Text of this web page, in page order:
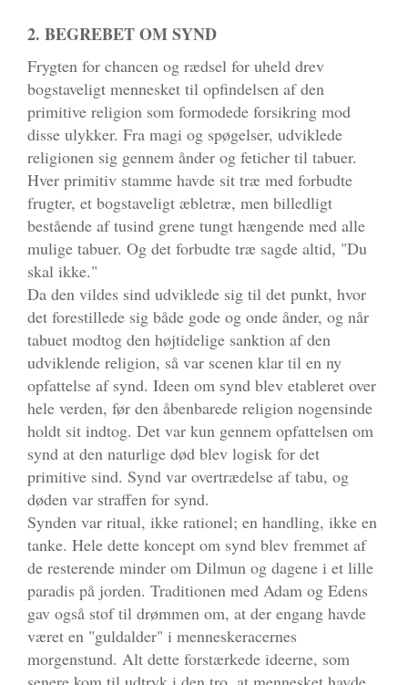
2. BEGREBET OM SYND
Frygten for chancen og rædsel for uheld drev
bogstaveligt mennesket til opfindelsen af den
primitive religion som formodede forsikring mod
disse ulykker. Fra magi og spøgelser, udviklede
religionen sig gennem ånder og feticher til tabuer.
Hver primitiv stamme havde sit træ med forbudte
frugter, et bogstaveligt æbletræ, men billedligt
bestående af tusind grene tungt hængende med alle
mulige tabuer. Og det forbudte træ sagde altid, "Du
skal ikke."
Da den vildes sind udviklede sig til det punkt, hvor
det forestillede sig både gode og onde ånder, og når
tabuet modtog den højtidelige sanktion af den
udviklende religion, så var scenen klar til en ny
opfattelse af synd. Ideen om synd blev etableret over
hele verden, før den åbenbarede religion nogensinde
holdt sit indtog. Det var kun gennem opfattelsen om
synd at den naturlige død blev logisk for det
primitive sind. Synd var overtrædelse af tabu, og
døden var straffen for synd.
Synden var ritual, ikke rationel; en handling, ikke en
tanke. Hele dette koncept om synd blev fremmet af
de resterende minder om Dilmun og dagene i et lille
paradis på jorden. Traditionen med Adam og Edens
gav også stof til drømmen om, at der engang havde
været en "guldalder" i menneskeracernes
morgenstund. Alt dette forstærkede ideerne, som